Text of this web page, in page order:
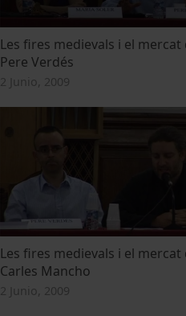
Les fires medievals i el mercat
Pere Verdés
2 Junio, 2009
Les fires medievals i el mercat
Carles Mancho
2 Junio, 2009